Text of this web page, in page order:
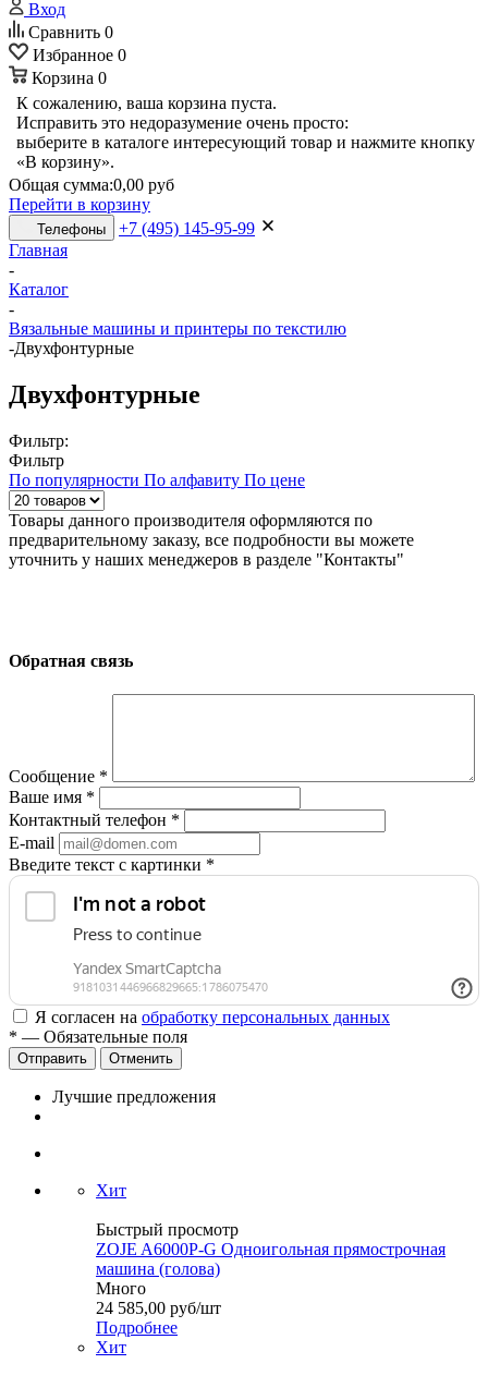
Вход
Сравнить 0
Избранное 0
Корзина 0
К сожалению, ваша корзина пуста.
Исправить это недоразумение очень просто:
выберите в каталоге интересующий товар и нажмите кнопку
«В корзину».
Общая сумма:0,00 руб
Перейти в корзину
Телефоны
+7 (495) 145-95-99
Главная
-
Каталог
-
Вязальные машины и принтеры по текстилю
-Двухфонтурные
Двухфонтурные
Фильтр:
Фильтр
По популярности По алфавиту По цене
Товары данного производителя оформляются по
предварительному заказу, все подробности вы можете
уточнить у наших менеджеров в разделе "Контакты"
Обратная связь
Сообщение *
Ваше имя *
Контактный телефон *
E-mail
Введите текст с картинки *
Я согласен на обработку персональных данных
* — Обязательные поля
Отменить
Лучшие предложения
Хит
Быстрый просмотр
ZOJE A6000P-G Одноигольная прямострочная
машина (голова)
Много
24 585,00 руб/шт
Подробнее
Хит